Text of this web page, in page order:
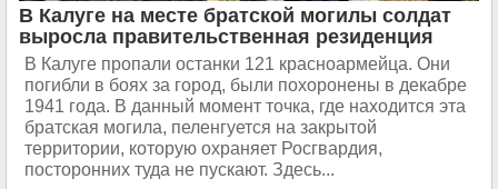
В Калуге на месте братской могилы солдат
выросла правительственная резиденция
В Калуге пропали останки 121 красноармейца. Они
погибли в боях за город, были похоронены в декабре
1941 года. В данный момент точка, где находится эта
братская могила, пеленгуется на закрытой
территории, которую охраняет Росгвардия,
посторонних туда не пускают. Здесь...